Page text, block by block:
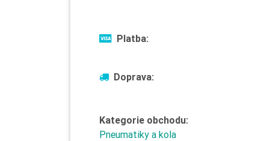
Platba:
Doprava:
Kategorie obchodu:
Pneumatiky a kola